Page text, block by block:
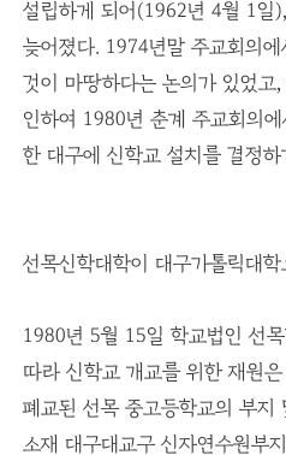
설립하게 되어(1962년 4월 1일
늦어졌다. 1974년말 주교회의
것이 마땅하다는 논의가 있었고
인하여 1980년 춘계 주교회의
한 대구에 신학교 설치를 결정하
선목신학대학이 대구가톨릭대학
1980년 5월 15일 학교법인 선
따라 신학교 개교를 위한 재원
폐교된 선목 중고등학교의 부지
소재 대구대교구 신자연수원부